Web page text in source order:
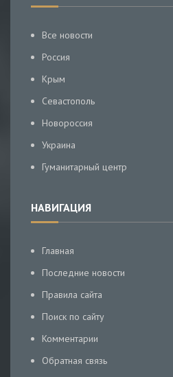
Все новости
Россия
Крым
Севастополь
Новороссия
Украина
Гуманитарный центр
НАВИГАЦИЯ
Главная
Последние новости
Правила сайта
Поиск по сайту
Комментарии
Обратная связь